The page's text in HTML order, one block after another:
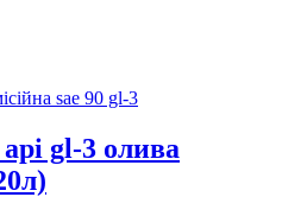
gl-3 олива